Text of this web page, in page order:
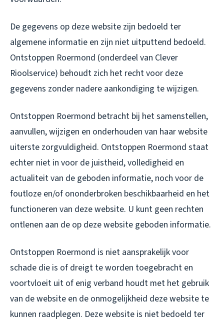
De gegevens op deze website zijn bedoeld ter
algemene informatie en zijn niet uitputtend bedoeld.
Ontstoppen Roermond (onderdeel van Clever
Rioolservice) behoudt zich het recht voor deze
gegevens zonder nadere aankondiging te wijzigen.
Ontstoppen Roermond betracht bij het samenstellen,
aanvullen, wijzigen en onderhouden van haar website
uiterste zorgvuldigheid. Ontstoppen Roermond staat
echter niet in voor de juistheid, volledigheid en
actualiteit van de geboden informatie, noch voor de
foutloze en/of ononderbroken beschikbaarheid en het
functioneren van deze website. U kunt geen rechten
ontlenen aan de op deze website geboden informatie.
Ontstoppen Roermond is niet aansprakelijk voor
schade die is of dreigt te worden toegebracht en
voortvloeit uit of enig verband houdt met het gebruik
van de website en de onmogelijkheid deze website te
kunnen raadplegen. Deze website is niet bedoeld ter